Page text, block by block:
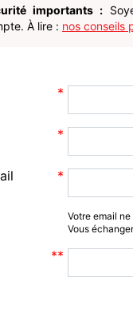
importants :
À lire : nos conseils
Votre email
Vous